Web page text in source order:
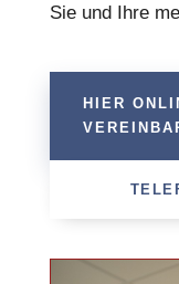
Sie und Ihre
HIER